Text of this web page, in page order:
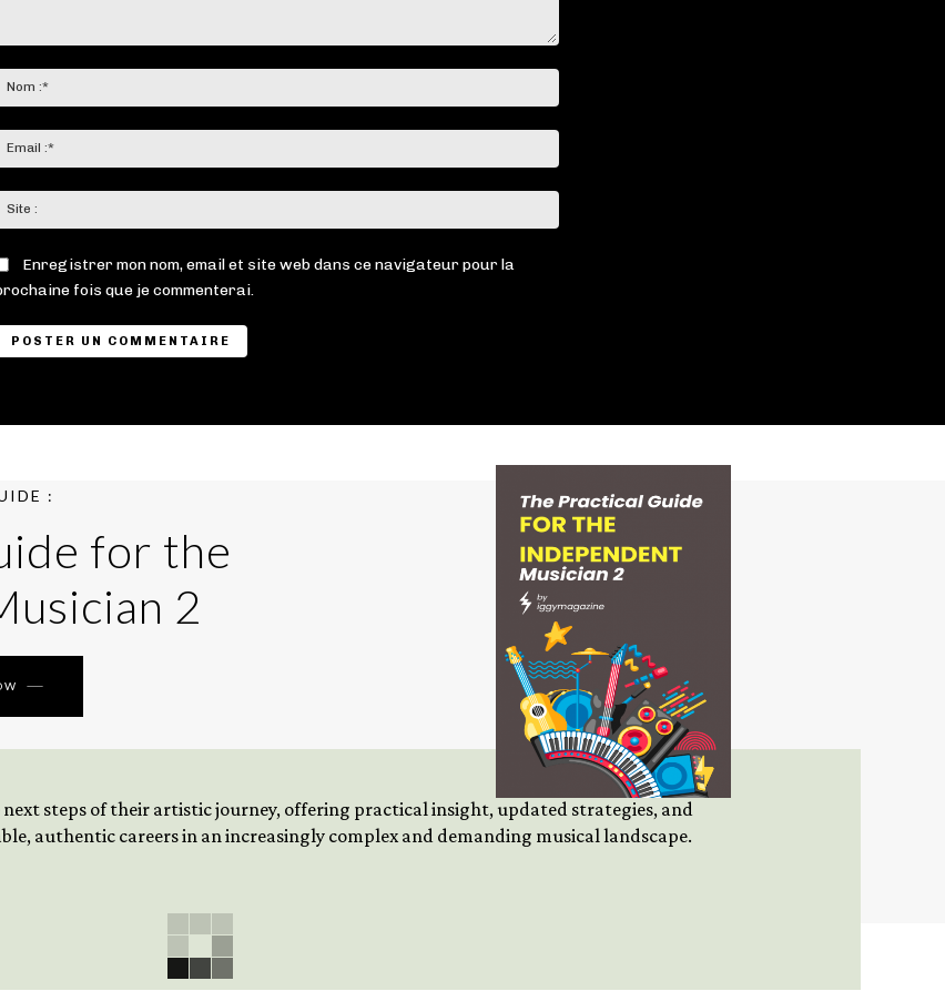
:*
:*
:
Enregistrer mon nom, email et site web dans ce navigateur pour la
fois que je commenterai.
:
for the
2
steps of their artistic journey, offering practical insight, updated strategies, and
authentic careers in an increasingly complex and demanding musical landscape.